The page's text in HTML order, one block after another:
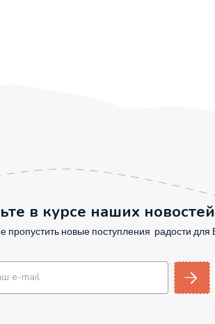
в курсе наших новостей
пропустить новые поступления радости